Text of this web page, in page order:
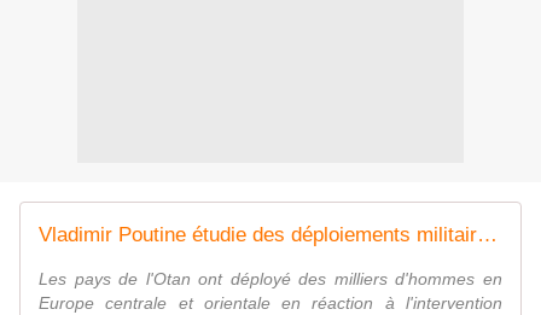
Vladimir Poutine étudie des déploiements militaires pour répondre à ceux de l'Otan
Les pays de l'Otan ont déployé des milliers d'hommes en
Europe centrale et orientale en réaction à l'intervention